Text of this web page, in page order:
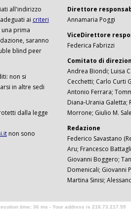
all'indirizzo
ai criteri
prima
saranno
blind peer
non si
in altre sedi
dalla legge
non sono
Direttore
Annamaria Poggi
ViceDirettore
Federica Fabrizzi
Comitato di
Andrea Biondi; Luisa
Cecchetti; Carlo Curti
Antonio Ferrara;
Diana-Urania Galetta;
Morrone; Giulio M.
Redazione
Federico Savastano
Aru; Francesco
Giovanni Boggero;
Domenicali; Giovanni
Martina Sinisi;
time: 36 ms - Your address is 216.73.217.59